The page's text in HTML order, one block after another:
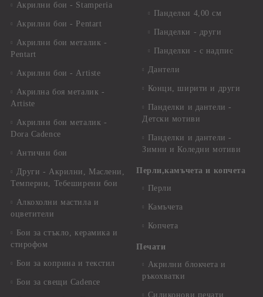
Акрилни бои - Stamperia
Акрилни бои - Pentart
Акрилни бои металик -
Pentart
Акрилни бои - Artiste
Акрилна боя металик -
Artiste
Акрилни бои металик -
Dora Cadence
Антични бои
Други - Акрилни, Маслени,
Темперни, Тебеширени бои
Алкохолни мастила и
оцветители
Бои за стъкло, керамика и
стирофом
Бои за коприна и текстил
Бои за свещи Cadence
Панделки 4,00 см
Панделки - други
Панделки - с надпис
Дантели
Конци, ширити и други
Панделки и дантели -
Детски мотиви
Панделки и дантели -
Зимни и Коледни мотиви
Перли,камъчета и копчета
Перли
Камъчета
Копчета
Печати
Акрилни блокчета и
ръкохватки
Силиконови печати